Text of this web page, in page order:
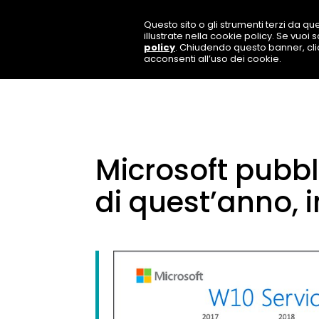
Microsoft
di quest’anno,
Questo sito o gli strumenti terzi da
illustrate nella cookie policy. Se vuoi
policy. Chiudendo questo banner,
acconsenti all’uso dei cookie.